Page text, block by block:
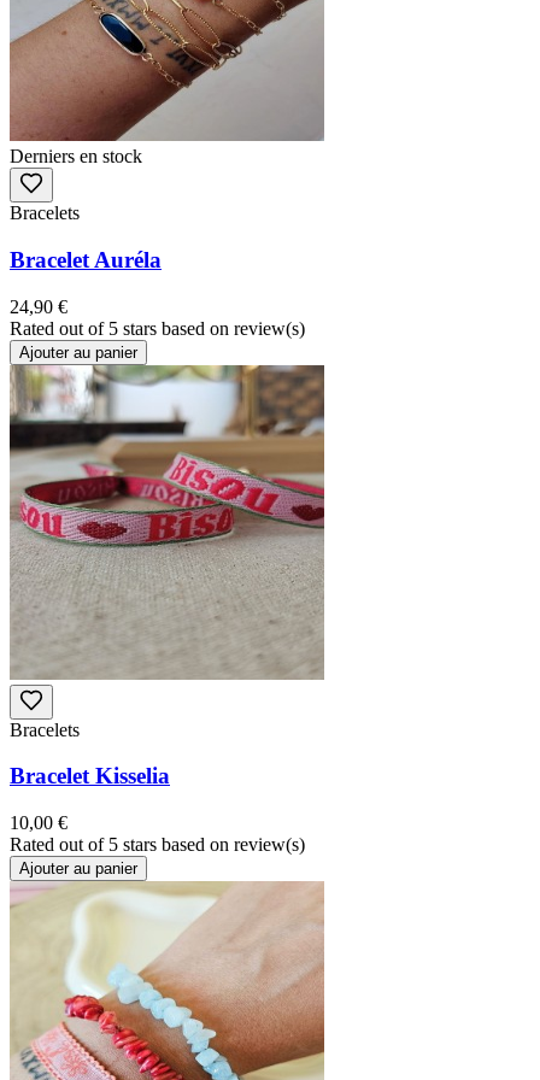
Derniers en stock
Bracelets
Bracelet Auréla
24,90 €
Rated out of 5 stars based on review(s)
Ajouter au panier
Bracelets
Bracelet Kisselia
10,00 €
Rated out of 5 stars based on review(s)
Ajouter au panier